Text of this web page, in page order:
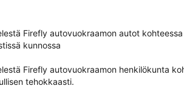
Firefly autovuokraamon autot
kunnossa
Firefly autovuokraamon henkilökunta
tehokkaasti.